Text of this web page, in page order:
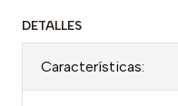
DETALLES
Características: